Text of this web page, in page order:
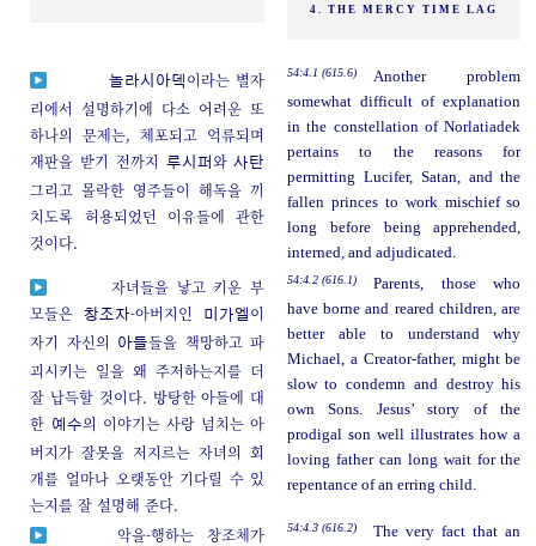
4. THE MERCY TIME LAG
놀라시아덱 이라는 별자
리에서 설명하기에 다소 어려운 또
하나의 문제는, 체포되고 억류되며
재판을 받기 전까지
루시퍼 와사탄
그리고 몰락한 영주들이 해독을 끼
치도록 허용되었던 이유들에 관한
것이다.
54:4.1 (615.6)
Another problem
somewhat difficult of explanation
in the constellation of Norlatiadek
pertains to the reasons for
permitting Lucifer, Satan, and the
fallen princes to work mischief so
long before being apprehended,
interned, and adjudicated.
자녀들을 낳고 키운 부
모들은창조자-아버지인 미가엘 이
자기 자신의
아들들을 책망하고 파
괴시키는 일을 왜 주저하는지를 더
잘 납득할 것이다. 방탕한 아들에 대
한 예수의 이야기는 사랑 넘치는 아
버지가 잘못을 저지르는 자녀의 회
개를 얼마나 오랫동안 기다릴 수 있
는지를 잘 설명해 준다.
54:4.2 (616.1)
Parents, those who
have borne and reared children, are
better able to understand why
Michael, a Creator-father, might be
slow to condemn and destroy his
own Sons. Jesus’ story of the
prodigal son well illustrates how a
loving father can long wait for the
repentance of an erring child.
악을-행하는 창조체가
54:4.3 (616.2)
The very fact that an